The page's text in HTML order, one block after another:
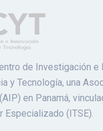
de Investigación e
y Tecnología, una
en Panamá,
Especializado (ITSE).